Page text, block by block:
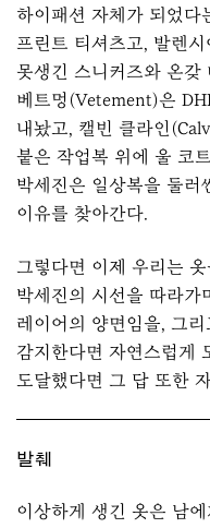
하이패션 자체가 되었다
프린트 티셔츠고, 발렌
못생긴 스니커즈와 온갖
베트멍(Vetement)은
내놨고, 캘빈 클라인
붙은 작업복 위에 울 코
박세진은 일상복을 둘러
이유를 찾아간다.
그렇다면 이제 우리는
박세진의 시선을 따라
레이어의 양면임을, 그
감지한다면 자연스럽게
도달했다면 그 답 또한
발췌
이상하게 생긴 옷은 남